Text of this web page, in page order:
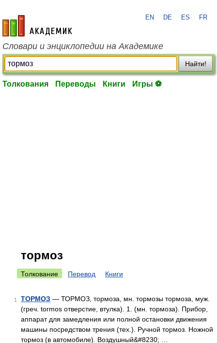
academic.ru
EN DE ES FR
Словари и энциклопедии на Академике
Найти!
Толкования Переводы Книги Игры ⚽
тормоз
Толкование Перевод Книги
1 ТОРМОЗ — ТОРМОЗ, тормоза, мн. тормозы тормоза, муж.
(греч. tormos отверстие, втулка). 1. (мн. тормоза). Прибор,
аппарат для замедления или полной остановки движения
машины посредством трения (тех.). Ручной тормоз. Ножной
тормоз (в автомобиле). Воздушный&#8230; …